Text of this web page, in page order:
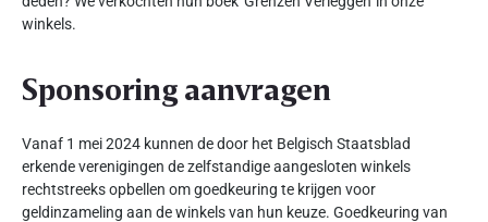
winkels.
Sponsoring aanvragen
Vanaf 1 mei 2024 kunnen de door het Belgisch Staatsblad
erkende verenigingen de zelfstandige aangesloten winkels
rechtstreeks opbellen om goedkeuring te krijgen voor
geldinzameling aan de winkels van hun keuze. Goedkeuring van